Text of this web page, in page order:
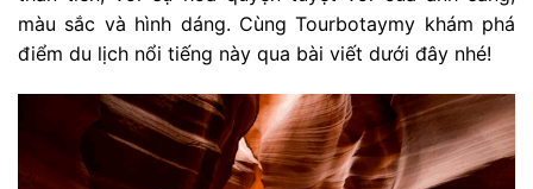
màu sắc và hình dáng. Cùng Tourbotaymy khám phá
điểm du lịch nổi tiếng này qua bài viết dưới đây nhé!